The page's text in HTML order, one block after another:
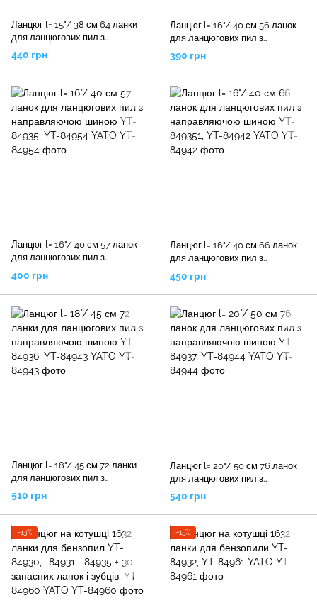
Ланцюг l= 15"/ 38 см 64 ланки
для ланцюгових пил з
направляючою шиною YT-
84933, YT-84945 YATO
440 грн
Ланцюг l= 16"/ 40 см 56 ланок
для ланцюгових пил з
направляючою шиною YT-
84935, YT-84953 YATO
390 грн
Ланцюг l= 16"/ 40 см 57 ланок
для ланцюгових пил з
84935, YT-84954 YATO
400 грн
Ланцюг l= 16"/ 40 см 66 ланок
для ланцюгових пил з
849351, YT-84942 YATO
450 грн
Ланцюг l= 18"/ 45 см 72 ланки
для ланцюгових пил з
84936, YT-84943 YATO
510 грн
Ланцюг l= 20"/ 50 см 76 ланок
для ланцюгових пил з
84937, YT-84944 YATO
540 грн
−13% −15%